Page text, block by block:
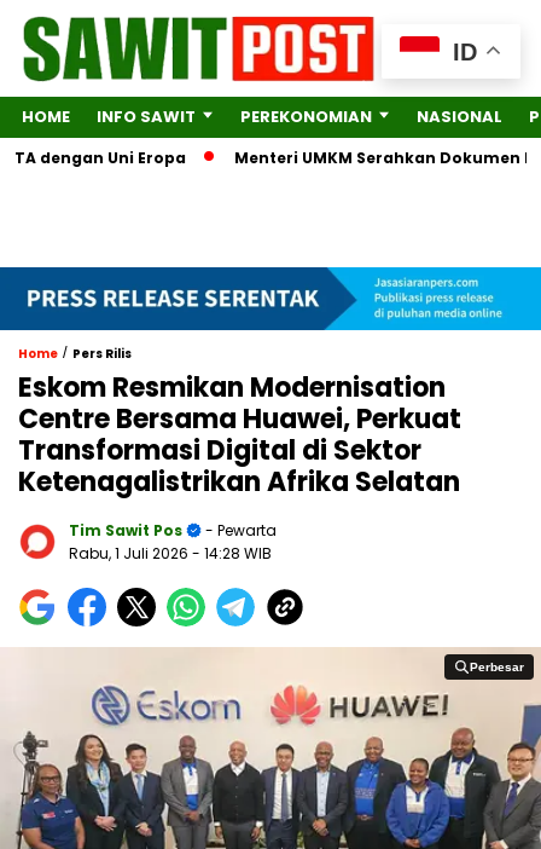
HOME INFO SAWIT PEREKONOMIAN NASIONAL
dengan Uni Eropa Menteri UMKM Serahkan Dokumen
Home / Pers Rilis
Eskom Resmikan Modernisation
Centre Bersama Huawei, Perkuat
Transformasi Digital di Sektor
Ketenagalistrikan Afrika Selatan
Tim Sawit Pos
- Pewarta
Rabu, 1 Juli 2026 - 14:28 WIB
Perbesar
Perbesar
ID